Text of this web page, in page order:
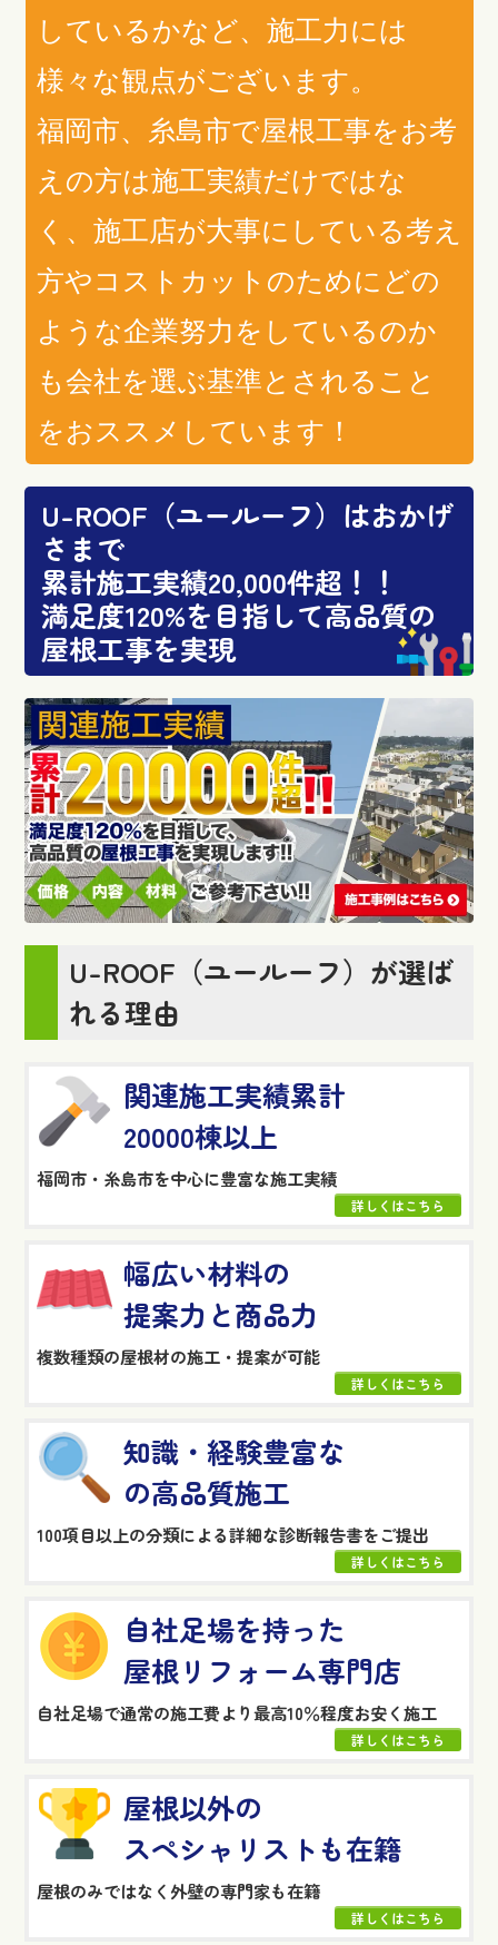
しているかなど、施工力には
様々な観点がございます。
福岡市、糸島市で屋根工事をお考
えの方は施工実績だけではな
く、施工店が大事にしている考え
方やコストカットのためにどの
ような企業努力をしているのか
も会社を選ぶ基準とされること
をおススメしています！
U-ROOF（ユールーフ）はおかげ
さまで
累計施工実績20,000件超！！
満足度120%を目指して高品質の
屋根工事を実現
U-ROOF（ユールーフ）が選ば
れる理由
関連施工実績累計
20000棟以上
福岡市・糸島市を中心に豊富な施工実績
詳しくはこちら
幅広い材料の
提案力と商品力
複数種類の屋根材の施工・提案が可能
詳しくはこちら
知識・経験豊富な
の高品質施工
100項目以上の分類による詳細な診断報告書をご提出
詳しくはこちら
自社足場を持った
屋根リフォーム専門店
自社足場で通常の施工費より最高10％程度お安く施工
詳しくはこちら
屋根以外の
スペシャリストも在籍
屋根のみではなく外壁の専門家も在籍
詳しくはこちら